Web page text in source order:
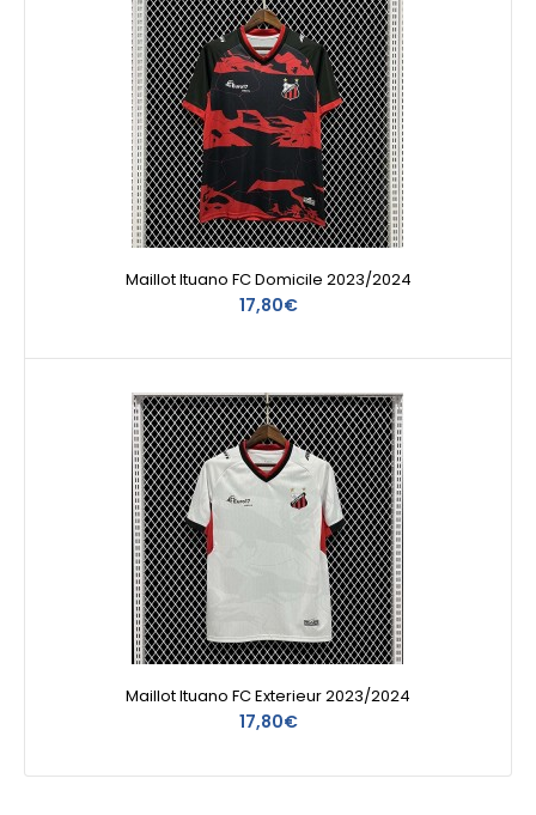
Maillot Ituano FC Domicile 2023/2024
17,80€
Maillot Ituano FC Exterieur 2023/2024
17,80€